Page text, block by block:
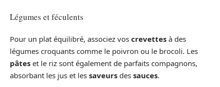
Légumes et féculents
Pour un plat équilibré, associez vos crevettes à des
légumes croquants comme le poivron ou le brocoli. Les
pâtes et le riz sont également de parfaits compagnons,
absorbant les jus et les saveurs des sauces.